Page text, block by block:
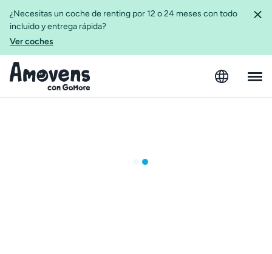
¿Necesitas un coche de renting por 12 o 24 meses con todo
incluido y entrega rápida?
Ver coches